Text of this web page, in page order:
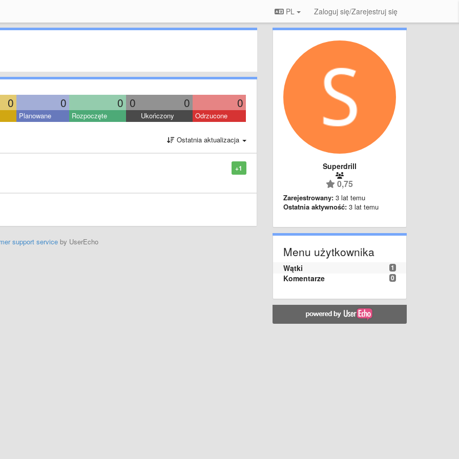
PL Zaloguj się/Zarejestruj się
0 0 0 0 0 0
Planowane Rozpoczęte Ukończony Odrzucone
Ostatnia aktualizacja
+1
support serviceby UserEcho
Superdrill
0,75
Zarejestrowany: 3 lat temu
Ostatnia aktywność: 3 lat temu
Menu użytkownika
1
Wątki
0
Komentarze